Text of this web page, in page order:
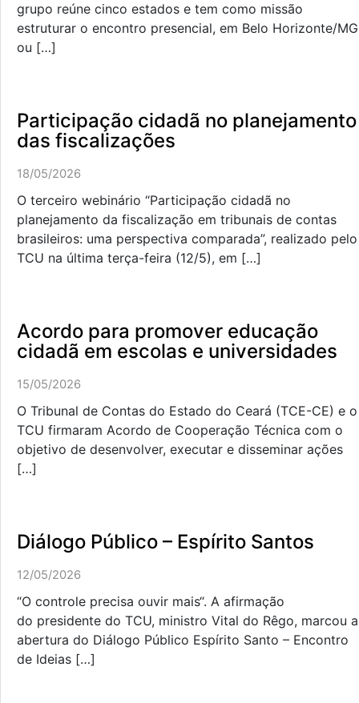
grupo reúne cinco estados e tem como missão
estruturar o encontro presencial, em Belo Horizonte/MG
ou […]
Participação cidadã no planejamento
das fiscalizações
18/05/2026
O terceiro webinário “Participação cidadã no
planejamento da fiscalização em tribunais de contas
brasileiros: uma perspectiva comparada”, realizado pelo
TCU na última terça-feira (12/5), em […]
Acordo para promover educação
cidadã em escolas e universidades
15/05/2026
O Tribunal de Contas do Estado do Ceará (TCE-CE) e o
TCU firmaram Acordo de Cooperação Técnica com o
objetivo de desenvolver, executar e disseminar ações
[…]
Diálogo Público – Espírito Santos
12/05/2026
“O controle precisa ouvir mais“. A afirmação
do presidente do TCU, ministro Vital do Rêgo, marcou a
abertura do Diálogo Público Espírito Santo – Encontro
de Ideias […]